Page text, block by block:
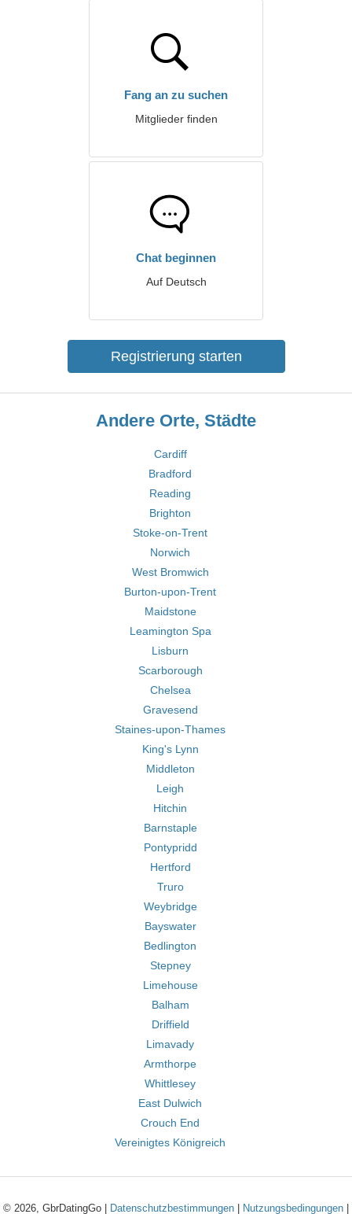
Fang an zu suchen
Mitglieder finden
Chat beginnen
Auf Deutsch
Registrierung starten
Andere Orte, Städte
Cardiff
Bradford
Reading
Brighton
Stoke-on-Trent
Norwich
West Bromwich
Burton-upon-Trent
Maidstone
Leamington Spa
Lisburn
Scarborough
Chelsea
Gravesend
Staines-upon-Thames
King's Lynn
Middleton
Leigh
Hitchin
Barnstaple
Pontypridd
Hertford
Truro
Weybridge
Bayswater
Bedlington
Stepney
Limehouse
Balham
Driffield
Limavady
Armthorpe
Whittlesey
East Dulwich
Crouch End
Vereinigtes Königreich
© 2026, GbrDatingGo | Datenschutzbestimmungen Nutzungsbedingungen